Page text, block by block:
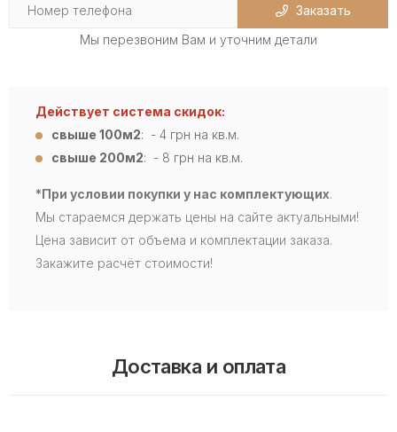
Заказать
Мы перезвоним Вам и уточним детали
Действует система скидок:
свыше 100м2: - 4 грн на кв.м.
свыше 200м2: - 8 грн на кв.м.
*При условии покупки у нас комплектующих.
Мы стараемся держать цены на сайте актуальными!
Цена зависит от объема и комплектации заказа.
Закажите расчёт стоимости!
Доставка и оплата